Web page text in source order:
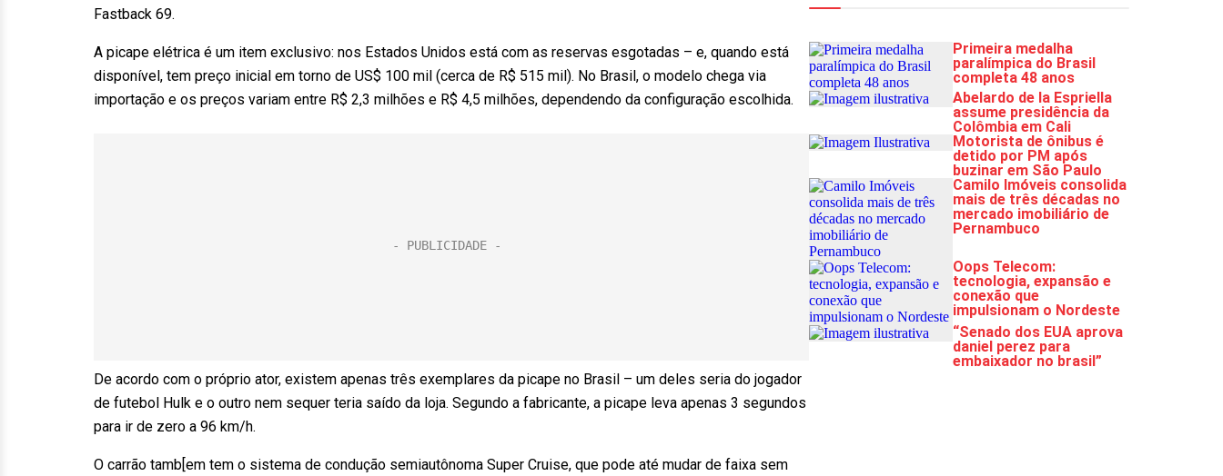
Fastback 69.
A picape elétrica é um item exclusivo: nos Estados Unidos está com as reservas esgotadas – e, quando está
disponível, tem preço inicial em torno de US$ 100 mil (cerca de R$ 515 mil). No Brasil, o modelo chega via
importação e os preços variam entre R$ 2,3 milhões e R$ 4,5 milhões, dependendo da configuração escolhida.
De acordo com o próprio ator, existem apenas três exemplares da picape no Brasil – um deles seria do jogador
de futebol Hulk e o outro nem sequer teria saído da loja. Segundo a fabricante, a picape leva apenas 3 segundos
para ir de zero a 96 km/h.
O carrão tamb[em tem o sistema de condução semiautônoma Super Cruise, que pode até mudar de faixa sem